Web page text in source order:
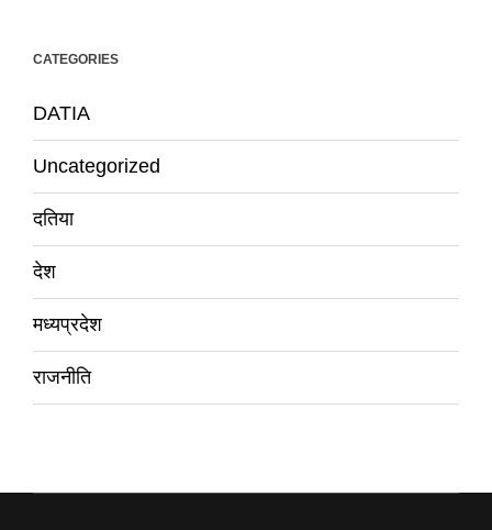
CATEGORIES
DATIA
Uncategorized
दतिया
देश
मध्यप्रदेश
राजनीति